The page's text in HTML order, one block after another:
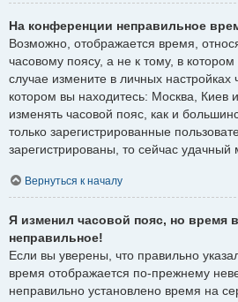
На конференции неправильное
Возможно, отображается время,
часовому поясу, а не к тому, в
случае измените в личных настройках
котором вы находитесь: Москва, Киев
изменять часовой пояс, как и
только зарегистрированные
зарегистрированы, то сейчас удачный
Вернуться к началу
Я изменил часовой пояс, но время
неправильное!
Если вы уверены, что правильно
время отображается по-прежнему
неправильно установлено время на